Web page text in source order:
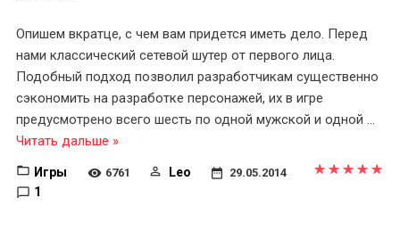
Опишем вкратце, с чем вам придется иметь дело. Перед
нами классический сетевой шутер от первого лица.
Подобный подход позволил разработчикам существенно
сэкономить на разработке персонажей, их в игре
предусмотрено всего шесть по одной мужской и одной ...
Читать дальше »
Игры 6761 Leo 29.05.2014
1